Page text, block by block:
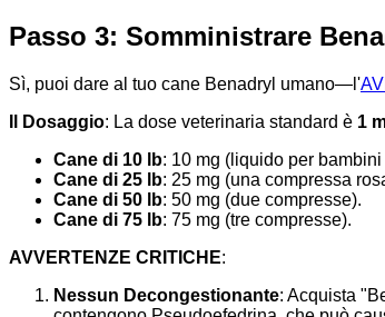
Passo 3: Somministrare
Sì, puoi dare al tuo cane Benadryl umano—l'
Il Dosaggio: La dose veterinaria standard è 1
Cane di 10 lb: 10 mg (liquido per
Cane di 25 lb: 25 mg (una compressa
Cane di 50 lb: 50 mg (due compresse).
Cane di 75 lb: 75 mg (tre compresse).
AVVERTENZE CRITICHE:
Nessun Decongestionante: Acquista